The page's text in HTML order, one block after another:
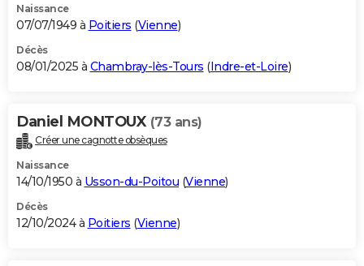
Naissance
07/07/1949 à Poitiers (Vienne)
Décès
08/01/2025 à Chambray-lès-Tours (Indre-et-Loire)
Daniel MONTOUX (73 ans)
Créer une cagnotte obsèques
Naissance
14/10/1950 à Usson-du-Poitou (Vienne)
Décès
12/10/2024 à Poitiers (Vienne)